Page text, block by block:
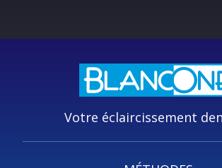
Votre éclaircissement